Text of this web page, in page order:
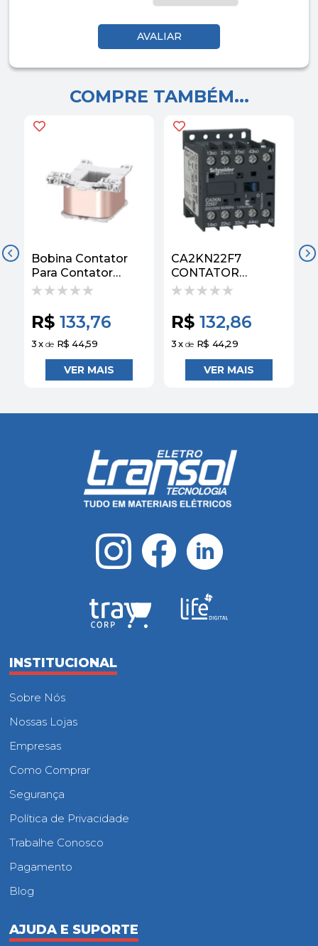
COMPRE TAMBÉM...
Bobina Contator
Para Contator
220VCA S3
Siemens
R$ 133,76
3x de R$ 44,59
CA2KN22F7
CONTATOR
AUXILIAR TESYS K
R$ 132,86
3x de R$ 44,29
INSTITUCIONAL
Sobre Nós
Nossas Lojas
Empresas
Como Comprar
Segurança
Política de Privacidade
Trabalhe Conosco
Pagamento
Blog
AJUDA E SUPORTE